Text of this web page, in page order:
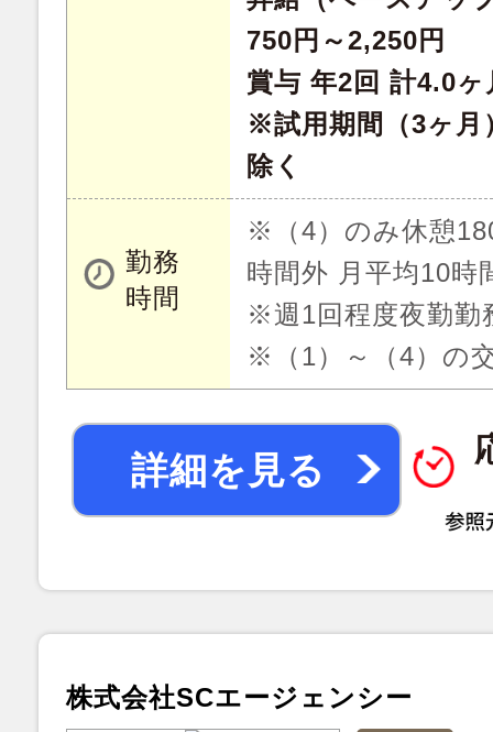
750円～2,250円
賞与 年2回 計4.0ヶ
※試用期間（3ヶ月
除く
勤務
時間
※（4）のみ休憩
時間外 月平均10時
※週1回程度夜勤勤
※（1）～（4）の
詳細を見る
株式会社SCエージェンシー